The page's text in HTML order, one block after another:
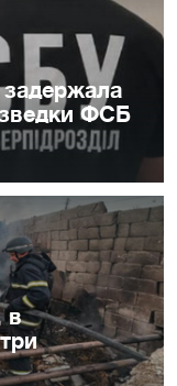
ФСБ
в